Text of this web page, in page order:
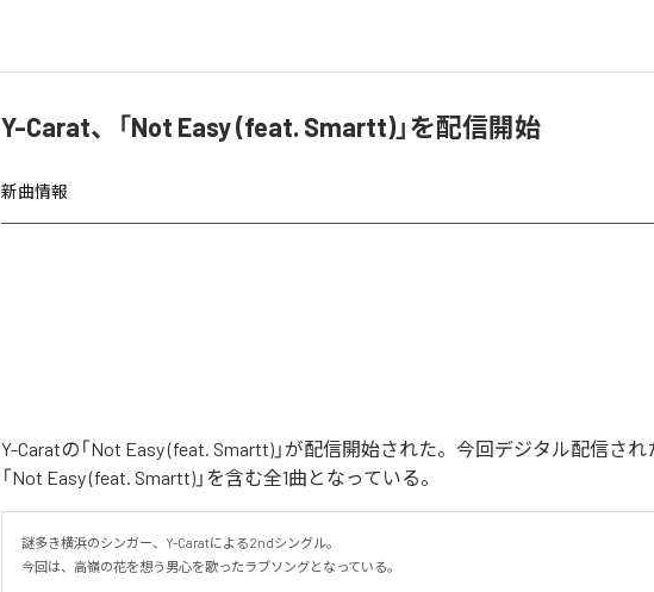
Y-Carat、「Not Easy (feat. Smartt)」を配信開始
新曲情報
Y-Caratの「Not Easy (feat. Smartt)」が配信開始された。今回デジタル配信さ
「Not Easy (feat. Smartt)」を含む全1曲となっている。
謎多き横浜のシンガー、Y-Caratによる2ndシングル。
今回は、高嶺の花を想う男心を歌ったラブソングとなっている。